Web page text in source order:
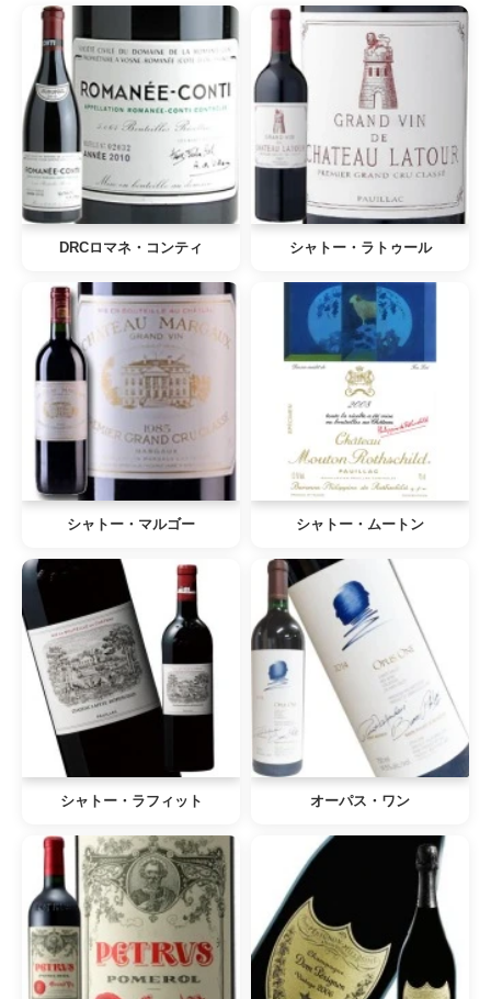
DRCロマネ・コンティ シャトー・ラトゥール
シャトー・マルゴー シャトー・ムートン
シャトー・ラフィット オーパス・ワン